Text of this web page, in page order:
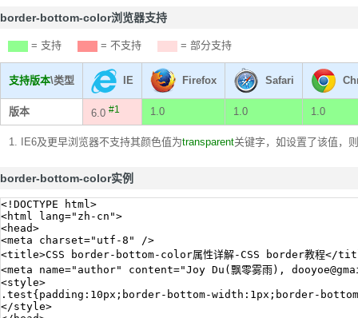
border-bottom-color浏览器支持
= 支持 = 不支持 = 部分支持
支持版本\类型 IE Firefox Safari
版本 6.0 #1 1.0 1.0 1.0
IE6及更早浏览器不支持其颜色值为transparent关键字，如设置了该值，
border-bottom-color实例